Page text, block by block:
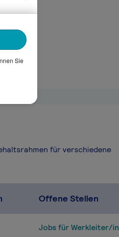
für verschiedene
Offene Stellen
Jobs für Werkleiter/in
Sie